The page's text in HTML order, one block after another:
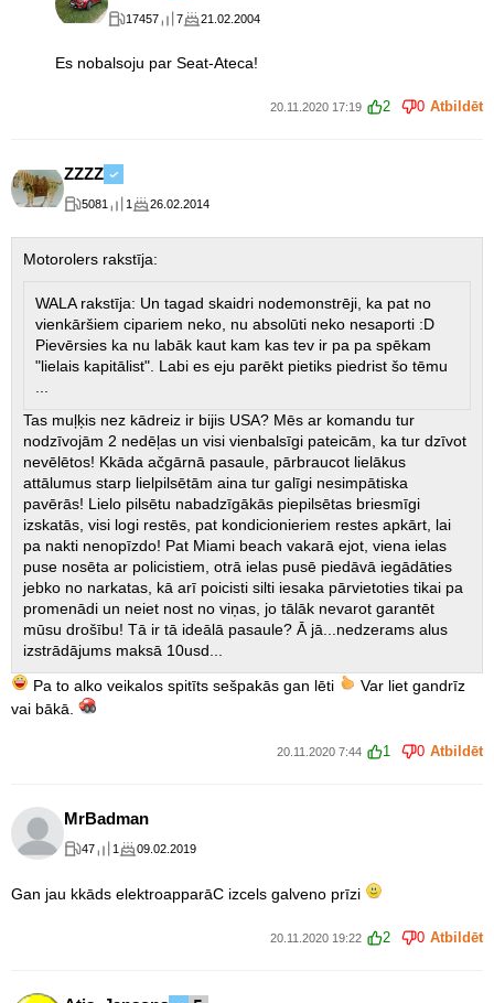
17457 7 21.02.2004
Es nobalsoju par Seat-Ateca!
20.11.2020 17:19 2 0 Atbildēt
ZZZZ
5081 1 26.02.2014
Motorolers rakstīja:
WALA rakstīja: Un tagad skaidri nodemonstrēji, ka pat no
vienkāršiem cipariem neko, nu absolūti neko nesaporti :D
Pievērsies ka nu labāk kaut kam kas tev ir pa pa spēkam
"lielais kapitālist". Labi es eju parēkt pietiks piedrist šo tēmu
Tas muļķis nez kādreiz ir bijis USA? Mēs ar komandu tur
nodzīvojām 2 nedēļas un visi vienbalsīgi pateicām, ka tur dzīvot
nevēlētos! Kkāda ačgārnā pasaule, pārbraucot lielākus
attālumus starp lielpilsētām aina tur galīgi nesimpātiska
pavērās! Lielo pilsētu nabadzīgākās piepilsētas briesmīgi
izskatās, visi logi restēs, pat kondicionieriem restes apkārt, lai
pa nakti nenopīzdo! Pat Miami beach vakarā ejot, viena ielas
puse nosēta ar policistiem, otrā ielas pusē piedāvā iegādāties
jebko no narkatas, kā arī poicisti silti iesaka pārvietoties tikai pa
promenādi un neiet nost no viņas, jo tālāk nevarot garantēt
mūsu drošību! Tā ir tā ideālā pasaule? Ā jā...nedzerams alus
izstrādājums maksā 10usd...
Pa to alko veikalos spitīts sešpakās gan lēti
Var liet gandrīz
vai bākā.
20.11.2020 7:44 1 0 Atbildēt
MrBadman
47 1 09.02.2019
Gan jau kkāds elektroapparāC izcels galveno prīzi
20.11.2020 19:22 2 0 Atbildēt